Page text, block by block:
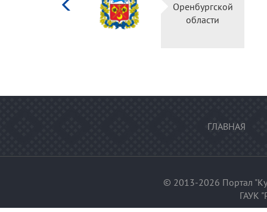
Оренбургской
области
ГЛАВНАЯ
© 2013-2026 Портал
ГАУК